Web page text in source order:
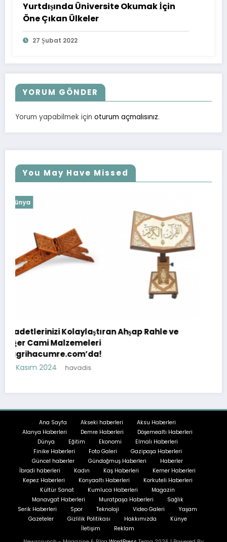
Yurtdışında Üniversite Okumak İçin
Öne Çıkan Ülkeler
27 Şubat 2022
YORUM GÖNDER
Yorum yapabilmek için oturum açmalısınız.
You May Have Missed
Rahle ve
Sapanca’da Doğa ile İç İçe Bir
Kirala
Ana Sayfa Akseki haberleri
Aksu Haberleri
Alanya Haberleri
Demre Haberleri
Döşemealtı Haberleri
Dünya
Eğitim Ekonomi
Elmalı Haberleri
Finike Haberleri
Foto Galeri
Gazipaşa Haberleri
Güncel haberler
Gündoğmuş Haberleri
Haberler
İbradi haberleri
Kadın Kaş Haberleri
Kemer Haberleri
Kepez Haberleri
Konyaaltı Haberleri
Korkuteli Haberleri
Kültür Sanat
Kumluca Haberleri
Magazin
Manavgat Haberleri
Muratpaşa Haberleri
Sağlık
Serik Haberleri
Spor Teknoloji Video Galeri
Yaşam
Gizlilik Politikası Hakkımızda